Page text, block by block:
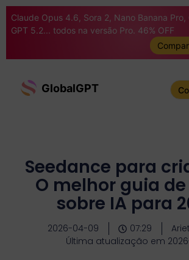
Claude Opus 4.6, Sora 2, Nano Banana Pro,
GPT 5.2... todos na versão Pro. 46% OFF
GlobalGPT
Seedance para
O melhor guia
sobre IA para
2026-04-09 07:29
Última atualização em